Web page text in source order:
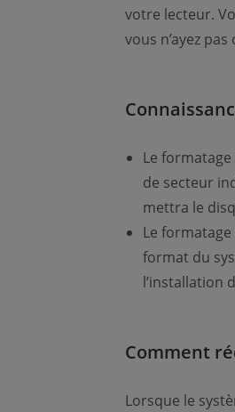
votre lecteur.
vous n’ayez
Le
de secteur
mettra le
Le
format du
l’installation
Comment
Lorsque le